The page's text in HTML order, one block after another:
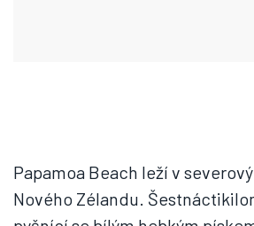
Papamoa Beach leží v
Nového Zélandu.